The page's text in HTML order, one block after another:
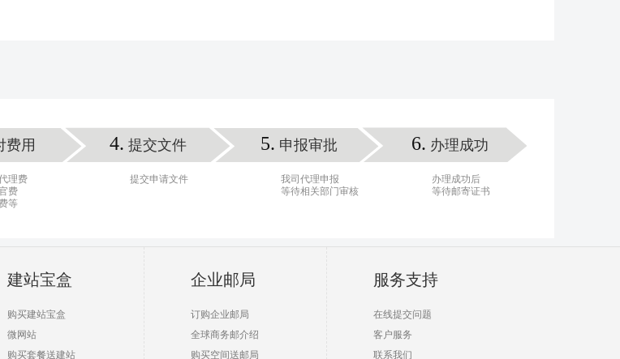
费用
理费
费
等
4. 提交文件
提交申请文件
5. 申报审批
我司代理申报
等待相关部门审核
6. 办理成功
办理成功后
等待邮寄证书
建站宝盒
购买建站宝盒
微网站
购买套餐送建站
企业邮局
订购企业邮局
全球商务邮介绍
购买空间送邮局
服务支持
在线提交问题
客户服务
联系我们